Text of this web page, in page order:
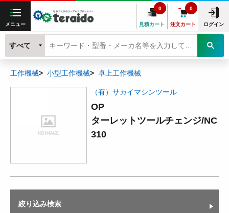
メニュー 見積カート
0
注文カート
0
ログイン
すべて
工作機械 小型工作機械 卓上工作機械
（有）サカイマシンツール
OP
ターレットツールチェンジ/NC
310
絞り込み検索